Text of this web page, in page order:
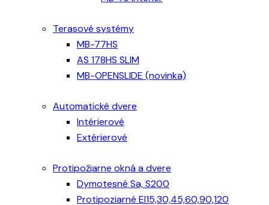
Terasové systémy
MB-77HS
AS 178HS SLIM
MB-OPENSLIDE (novinka)
Automatické dvere
Intérierové
Extérierové
Protipožiarne okná a dvere
Dymotesné Sa, S200
Protipoziarné EI15,30,45,60,90,120